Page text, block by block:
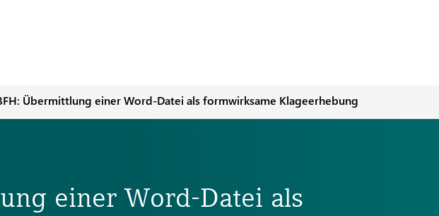
Übermittlung einer Word-Datei als formwirksame Klageerhebung
einer Word-Datei als